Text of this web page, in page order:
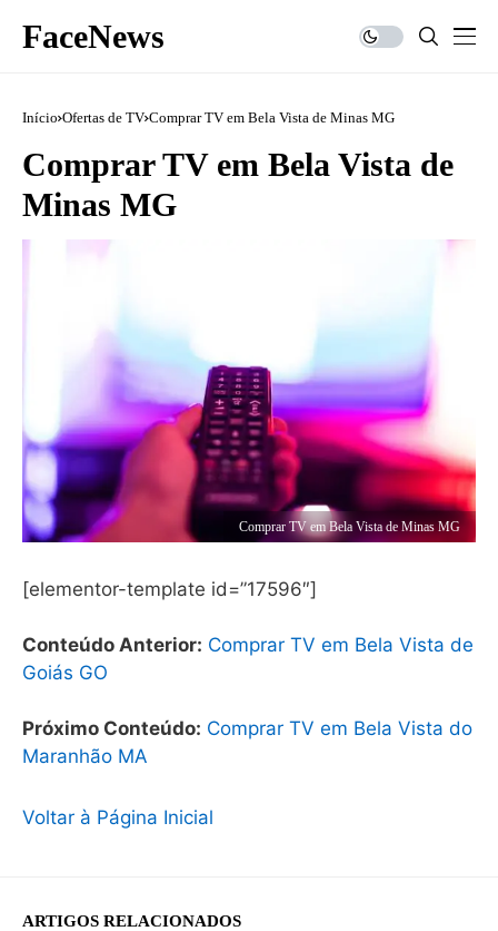
FaceNews
Início Ofertas de TV Comprar TV em Bela Vista de Minas MG
Comprar TV em Bela Vista de
Minas MG
Comprar TV em Bela Vista de Minas MG
[elementor-template id=”17596″]
Conteúdo Anterior: Comprar TV em Bela Vista de
Goiás GO
Próximo Conteúdo: Comprar TV em Bela Vista do
Maranhão MA
Voltar à Página Inicial
ARTIGOS RELACIONADOS